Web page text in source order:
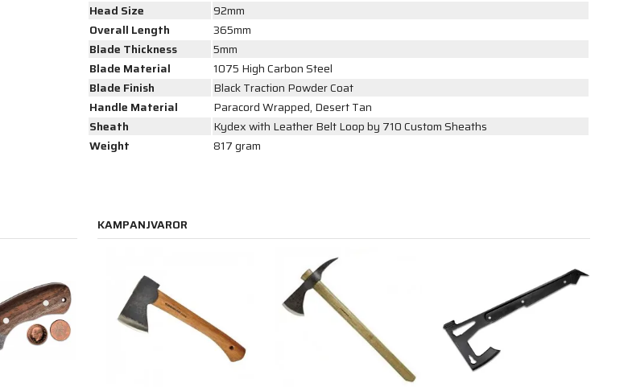
Head Size
92mm
Overall Length
365mm
Blade Thickness
5mm
Blade Material
1075 High Carbon Steel
Blade Finish
Black Traction Powder Coat
Handle Material
Paracord Wrapped, Desert Tan
Sheath
Kydex with Leather Belt Loop by 710 Custom Sheaths
Weight
817 gram
KAMPANJVAROR